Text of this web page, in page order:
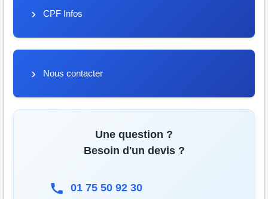
CPF Infos
Nous contacter
Une question ?
Besoin d'un devis ?
01 75 50 92 30